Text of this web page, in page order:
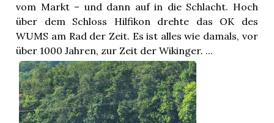
vom Markt – und dann auf in die Schlacht. Hoch
über dem Schloss Hilfikon drehte das OK des
WUMS am Rad der Zeit. Es ist alles wie damals, vor
über 1000 Jahren, zur Zeit der Wikinger. ...